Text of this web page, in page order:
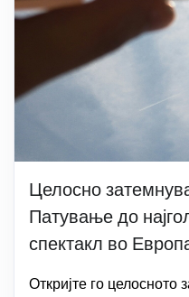
Целосно
Патување до
спектакл во
Откријте го